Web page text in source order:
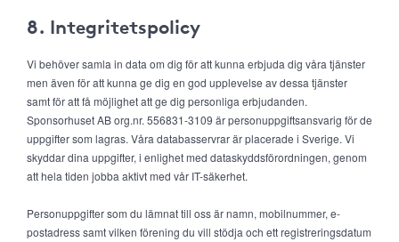
8. Integritetspolicy
Vi behöver samla in data om dig för att kunna erbjuda dig våra tjänster
men även för att kunna ge dig en god upplevelse av dessa tjänster
samt för att få möjlighet att ge dig personliga erbjudanden.
Sponsorhuset AB org.nr. 556831-3109 är personuppgiftsansvarig för de
uppgifter som lagras. Våra databasservrar är placerade i Sverige. Vi
skyddar dina uppgifter, i enlighet med dataskyddsförordningen, genom
att hela tiden jobba aktivt med vår IT-säkerhet.
Personuppgifter som du lämnat till oss är namn, mobilnummer, e-
postadress samt vilken förening du vill stödja och ett registreringsdatum